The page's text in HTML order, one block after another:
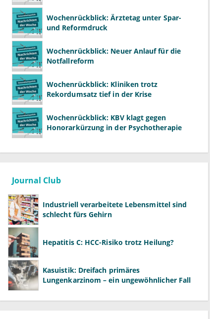
Wochenrückblick: Ärztetag unter Spar-
und Reformdruck
Wochenrückblick: Neuer Anlauf für die
Notfallreform
Wochenrückblick: Kliniken trotz
Rekordumsatz tief in der Krise
Wochenrückblick: KBV klagt gegen
Honorarkürzung in der Psychotherapie
Journal Club
Industriell verarbeitete Lebensmittel sind
schlecht fürs Gehirn
Hepatitis C: HCC-Risiko trotz Heilung?
Kasuistik: Dreifach primäres
Lungenkarzinom – ein ungewöhnlicher Fall